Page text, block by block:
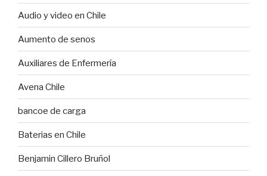
Audio y video en Chile
Aumento de senos
Auxiliares de Enfermería
Avena Chile
bancoe de carga
Baterias en Chile
Benjamin Cillero Bruñol